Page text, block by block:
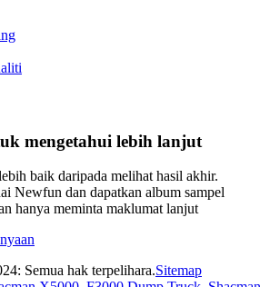
mengetahui lebih lanjut
baik daripada melihat hasil akhir.
Newfun dan dapatkan album sampel
hanya meminta maklumat lanjut
Semua hak terpelihara.Sitemap